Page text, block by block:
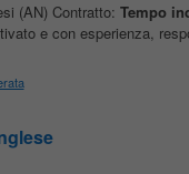
(AN) Contratto: Tempo
e con esperienza,